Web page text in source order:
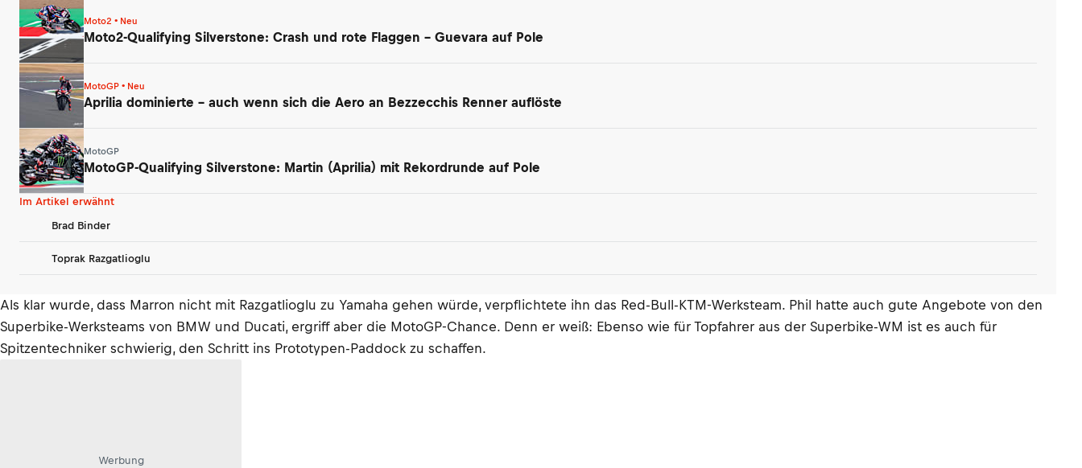
Moto2 • Neu
Moto2-Qualifying Silverstone: Crash und rote Flaggen – Guevara auf Pole
MotoGP • Neu
Aprilia dominierte – auch wenn sich die Aero an Bezzecchis Renner auflöste
MotoGP
MotoGP-Qualifying Silverstone: Martin (Aprilia) mit Rekordrunde auf Pole
Im Artikel erwähnt
Brad Binder
Toprak Razgatlioglu
Als klar wurde, dass Marron nicht mit Razgatlioglu zu Yamaha gehen würde, verpflichtete ihn das Red-Bull-KTM-Werksteam. Phil hatte auch gute Angebote von den
Superbike-Werksteams von BMW und Ducati, ergriff aber die MotoGP-Chance. Denn er weiß: Ebenso wie für Topfahrer aus der Superbike-WM ist es auch für
Spitzentechniker schwierig, den Schritt ins Prototypen-Paddock zu schaffen.
Werbung